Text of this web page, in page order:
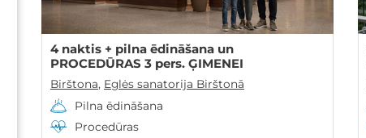
4 naktis + pilna ēdināšana un
PROCEDŪRAS 3 pers. ĢIMENEI
Birštona, Eglės sanatorija Birštonā
Pilna ēdināšana
Procedūras